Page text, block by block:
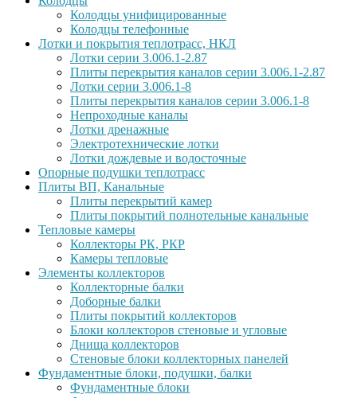
Колодцы унифицированные
Колодцы телефонные
Лотки и покрытия теплотрасс, НКЛ
Лотки серии 3.006.1-2.87
Плиты перекрытия каналов серии 3.006.1-2.87
Лотки серии 3.006.1-8
Плиты перекрытия каналов серии 3.006.1-8
Непроходные каналы
Лотки дренажные
Электротехнические лотки
Лотки дождевые и водосточные
Опорные подушки теплотрасс
Плиты ВП, Канальные
Плиты перекрытий камер
Плиты покрытий полнотельные канальные
Тепловые камеры
Коллекторы РК, РКР
Камеры тепловые
Элементы коллекторов
Коллекторные балки
Доборные балки
Плиты покрытий коллекторов
Блоки коллекторов стеновые и угловые
Днища коллекторов
Стеновые блоки коллекторных панелей
Фундаментные блоки, подушки, балки
Фундаментные блоки